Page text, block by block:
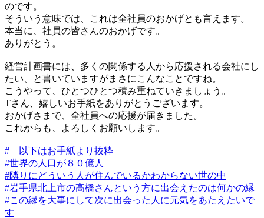
のです。
そういう意味では、これは全社員のおかげとも言えます。
本当に、社員の皆さんのおかげです。
ありがとう。
経営計画書には、多くの関係する人から応援される会社にし
たい、と書いていますがまさにこんなことですね。
こうやって、ひとつひとつ積み重ねていきましょう。
Tさん、嬉しいお手紙をありがとうございます。
おかげさまで、全社員への応援が届きました。
これからも、よろしくお願いします。
#―以下はお手紙より抜粋―
#世界の人口が８０億人
#隣りにどういう人が住んでいるかわからない世の中
#岩手県北上市の高橋さんという方に出会えたのは何かの縁
#この縁を大事にして次に出会った人に元気をあたえたいで
す